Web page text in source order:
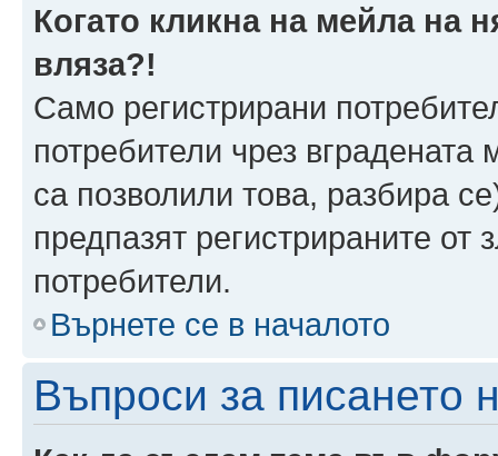
Когато кликна на мейла на
вляза?!
Само регистрирани
потребители чрез
са позволили това, разбира
предпазят регистрираните от
потребители.
Върнете се в началото
Въпроси за писането